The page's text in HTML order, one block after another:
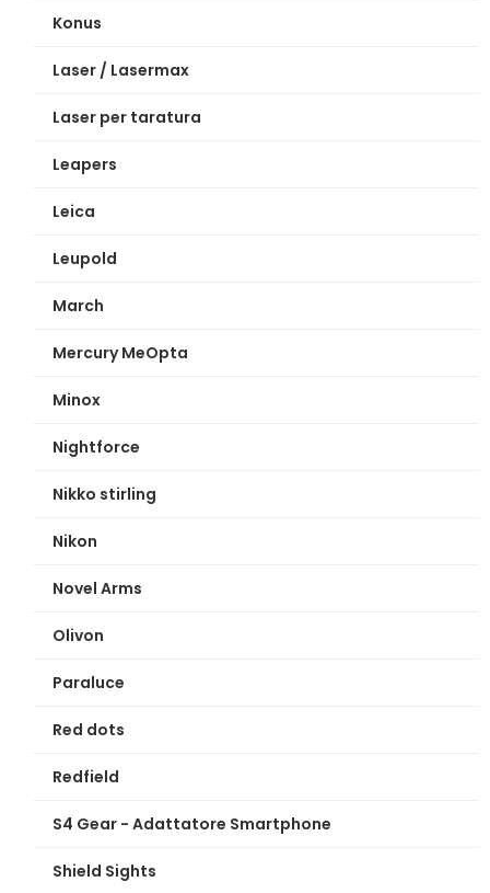
Konus
Laser / Lasermax
Laser per taratura
Leapers
Leica
Leupold
March
Mercury MeOpta
Minox
Nightforce
Nikko stirling
Nikon
Novel Arms
Olivon
Paraluce
Red dots
Redfield
S4 Gear - Adattatore Smartphone
Shield Sights